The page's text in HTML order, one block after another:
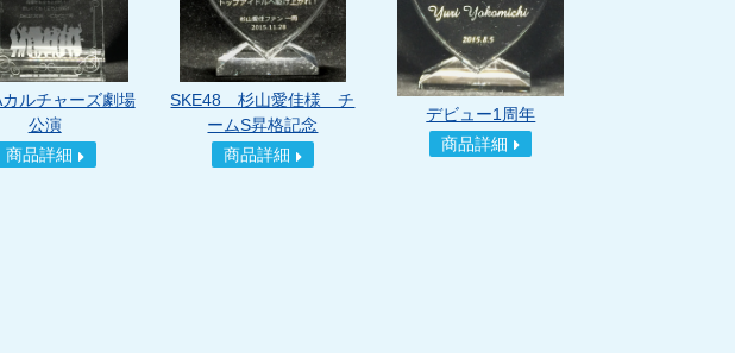
ルチャーズ劇場
公演
商品詳細
SKE48 杉山愛佳様 チ
ームS昇格記念
商品詳細
デビュー1周年
商品詳細